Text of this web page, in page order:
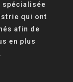
spécialisée
qui ont
afin de
en plus